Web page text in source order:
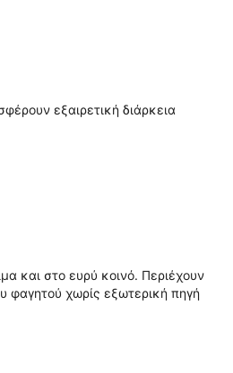
εξαιρετική διάρκεια
και στο ευρύ κοινό. Περιέχουν
φαγητού χωρίς εξωτερική πηγή